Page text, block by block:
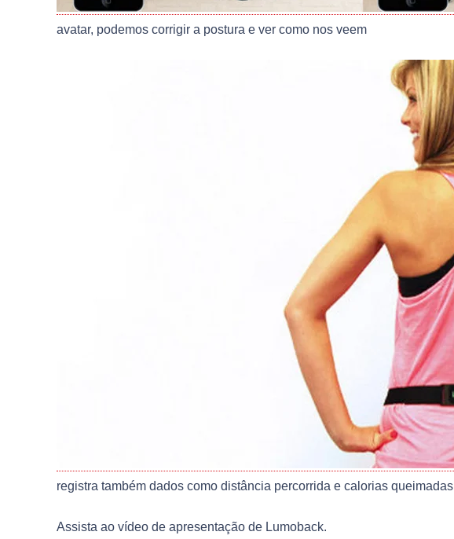
avatar, podemos corrigir a postura e ver como nos veem
registra também dados como distância percorrida e calorias queimadas
Assista ao vídeo de apresentação de Lumoback.